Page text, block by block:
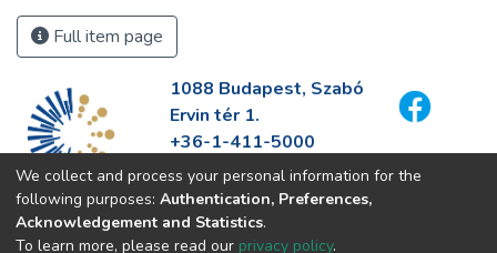
Full item page
1088 Budapest, Szabó
Ervin tér 1.
+36-1-411-5000
info@fszek.hu
https://fszek.hu
We collect and process your personal information for the
following purposes: Authentication, Preferences,
Acknowledgement and Statistics.
To learn more, please read our privacy policy.